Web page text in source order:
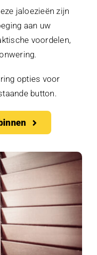
jaloezieën zijn
aan uw
voordelen,
opties voor
button.